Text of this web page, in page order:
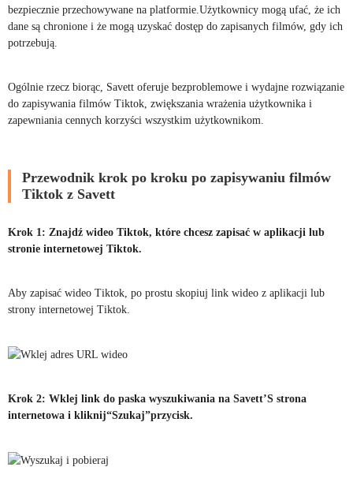
bezpiecznie przechowywane na platformie.Użytkownicy mogą ufać, że ich
dane są chronione i że mogą uzyskać dostęp do zapisanych filmów, gdy ich
potrzebują.
Ogólnie rzecz biorąc, Savett oferuje bezproblemowe i wydajne rozwiązanie
do zapisywania filmów Tiktok, zwiększania wrażenia użytkownika i
zapewniania cennych korzyści wszystkim użytkownikom.
Przewodnik krok po kroku po zapisywaniu filmów
Tiktok z Savett
Krok 1: Znajdź wideo Tiktok, które chcesz zapisać w aplikacji lub
stronie internetowej Tiktok.
Aby zapisać wideo Tiktok, po prostu skopiuj link wideo z aplikacji lub
strony internetowej Tiktok.
Krok 2: Wklej link do paska wyszukiwania na Savett’S strona
internetowa i kliknij“Szukaj”przycisk.